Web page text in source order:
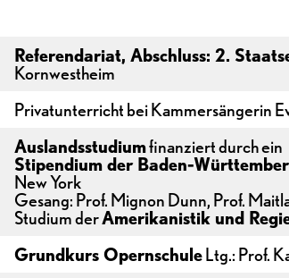
Referendariat, Abschluss: 2.
Kornwestheim
Privatunterricht bei Kammersängerin
Auslandsstudiumfinanziert durch ein
Stipendium der Baden-
New York
Gesang: Prof. Mignon Dunn, Prof.
Studium derAmerikanistik und
Grundkurs OpernschuleLtg.: Prof.